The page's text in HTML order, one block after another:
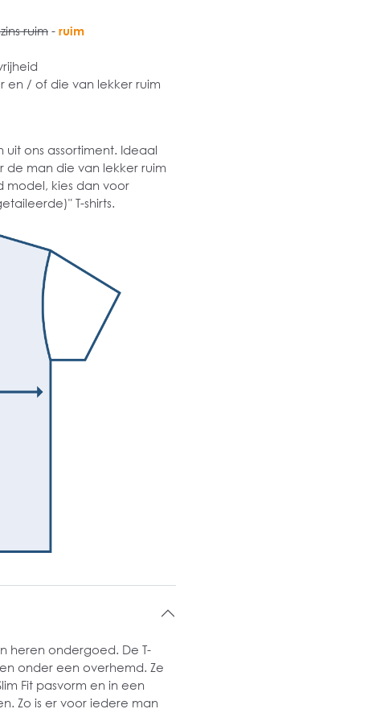
ruim - ruim
en / of die van lekker ruim
uit ons assortiment. Ideaal
man die van lekker ruim
model, kies dan voor
T-shirts.
heren ondergoed. De T-
onder een overhemd. Ze
Fit pasvorm en in een
Zo is er voor iedere man